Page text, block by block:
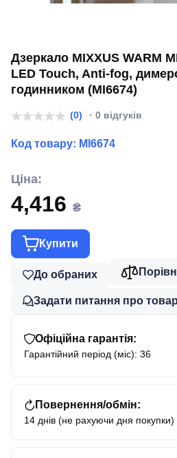
Дзеркало MIXXUS WARM
LED Touch, Anti-fog,
годинником (MI6674)
(0) · 0 відгуків
Код товару: MI6674
Ціна:
4,416 ₴
Купити
До обраних
Задати питання про товар
Офіційна гарантія:
Гарантійний період (міс): 36
Повернення/обмін:
14 днів (не рахуючи дня покупки)